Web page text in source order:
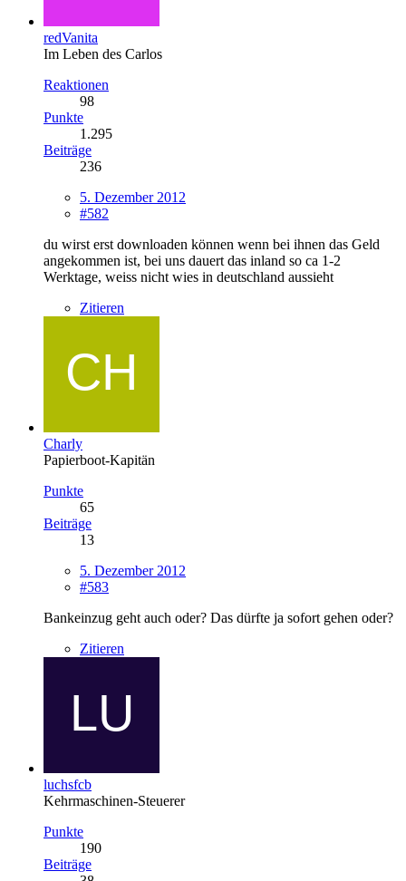
redVanita
Im Leben des Carlos
Reaktionen
98
Punkte
1.295
Beiträge
236
5. Dezember 2012
#582
du wirst erst downloaden können wenn bei ihnen das Geld
angekommen ist, bei uns dauert das inland so ca 1-2
Werktage, weiss nicht wies in deutschland aussieht
Zitieren
Charly
Papierboot-Kapitän
Punkte
65
Beiträge
13
5. Dezember 2012
#583
Bankeinzug geht auch oder? Das dürfte ja sofort gehen oder?
Zitieren
luchsfcb
Kehrmaschinen-Steuerer
Punkte
190
Beiträge